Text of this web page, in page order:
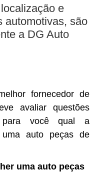
e
automotivas, são
a DG Auto
fornecedor de
avaliar questões
para você qual a
auto peças de
uma auto peças